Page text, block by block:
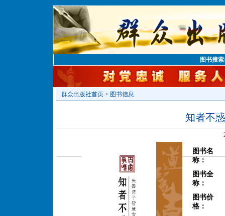
图书搜
群众出版社首页 > 图书信息
知者不
图书名
称：
图书全
称：
图书价
格：